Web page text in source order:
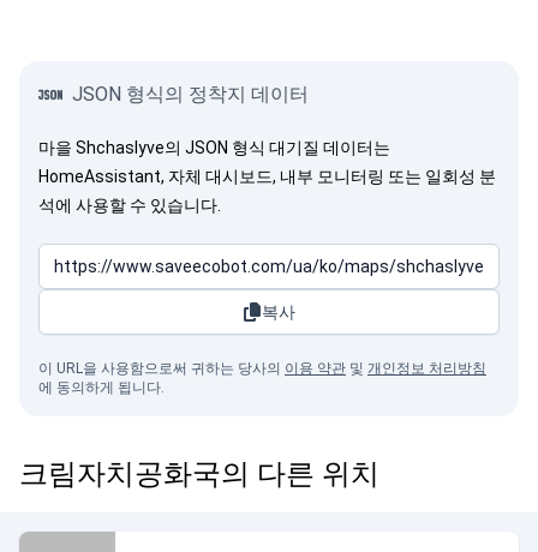
JSON 형식의 정착지 데이터
마을 Shchaslyve의 JSON 형식 대기질 데이터는
HomeAssistant, 자체 대시보드, 내부 모니터링 또는 일회성 분
석에 사용할 수 있습니다.
복사
이 URL을 사용함으로써 귀하는 당사의 이용 약관 및 개인정보 처리방침
에 동의하게 됩니다.
크림자치공화국의 다른 위치